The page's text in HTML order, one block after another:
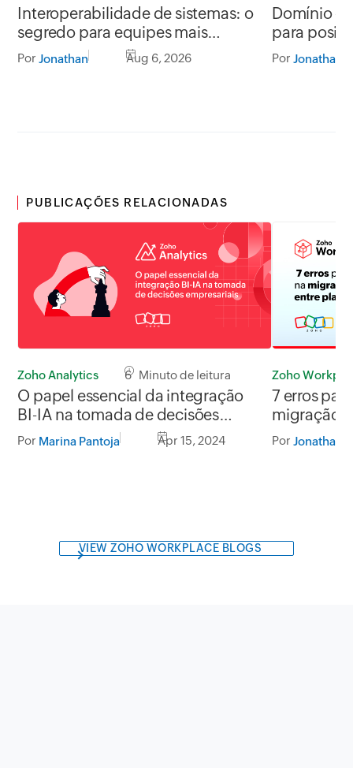
Interoperabilidade de sistemas: o
segredo para equipes mais
produtivas e conectadas
Por Jonathan Aug 6, 2026
Domínio
para
segurança
Por Jonathan
PUBLICAÇÕES RELACIONADAS
Zoho Analytics 6 Minuto de leitura
O papel essencial da integração
BI-IA na tomada de decisões
empresariais
Por Marina Pantoja Apr 15, 2024
Zoho
7 erros
migração
Por Jonathan
VIEW ZOHO WORKPLACE BLOGS